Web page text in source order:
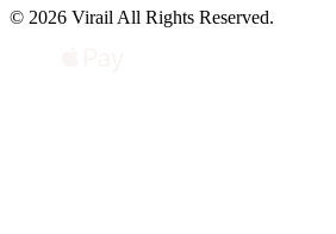
© 2026 Virail All Rights Reserved.